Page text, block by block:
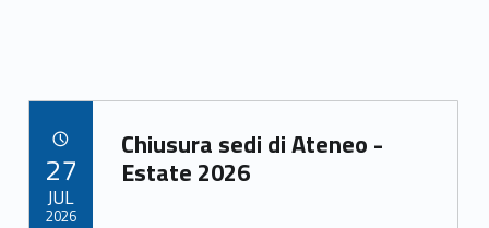
Link identifier archive #link-archive-47866
Chiusura sedi di Ateneo -
Estate 2026
27
JUL
2026